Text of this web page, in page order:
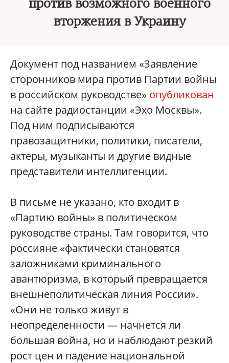
против возможного военного
вторжения в Украину
Документ под названием «Заявление
сторонников мира против Партии войны
в российском руководстве» опубликован
на сайте радиостанции «Эхо Москвы».
Под ним подписываются
правозащитники, политики, писатели,
актеры, музыканты и другие видные
представители интеллигенции.
В письме не указано, кто входит в
«Партию войны» в политическом
руководстве страны. Там говорится, что
россияне «фактически становятся
заложниками криминального
авантюризма, в который превращается
внешнеполитическая линия России».
«Они не только живут в
неопределенности — начнется ли
большая война, но и наблюдают резкий
рост цен и падение национальной